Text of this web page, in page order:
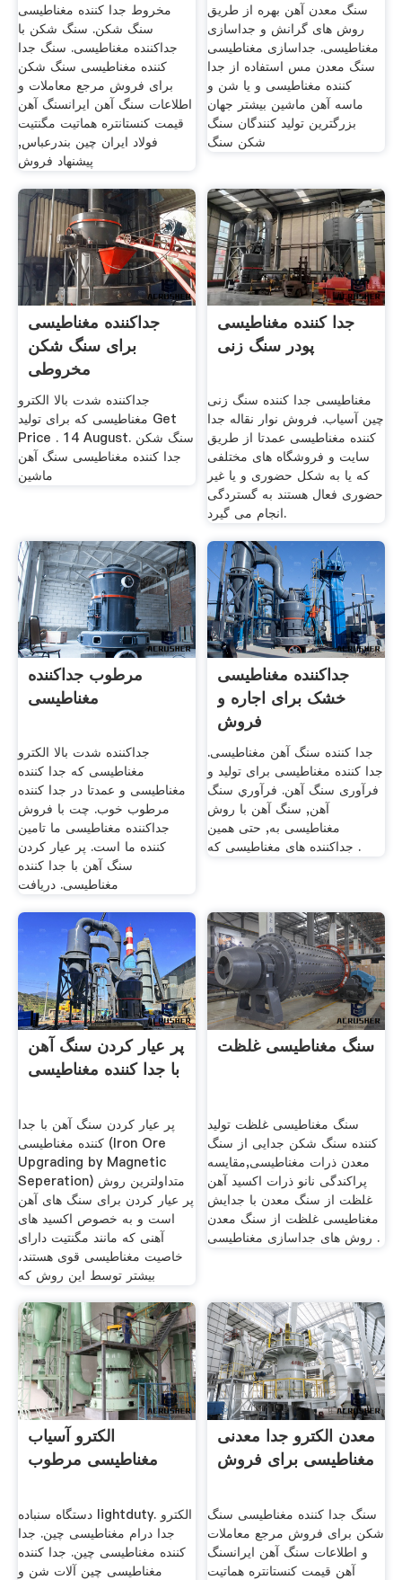
مخروط جدا کننده مغناطیسی
سنگ شکن. سنگ شکن با
جداکننده مغناطیسی. سنگ جدا
کننده مغناطیسی سنگ شکن
برای فروش مرجع معاملات و
اطلاعات سنگ آهن ایرانسنگ آهن
قیمت کنستانتره هماتیت مگنتیت
فولاد ایران چین بندرعباس,
پیشنهاد فروش
سنگ معدن آهن بهره از طریق
روش های گرانش و جداسازی
مغناطیسی. جداسازی مغناطیسی
سنگ معدن مس استفاده از جدا
کننده مغناطیسی و یا شن و
ماسه آهن ماشین بیشتر جهان
بزرگترین تولید کنندگان سنگ
شکن سنگ
جداکننده مغناطیسی
برای سنگ شکن
مخروطی
جداکننده شدت بالا الکترو
مغناطیسی که برای تولید Get
Price . 14 August. سنگ شکن
جدا کننده مغناطیسی سنگ آهن
ماشین
جدا کننده مغناطیسی
پودر سنگ زنی
مغناطیسی جدا کننده سنگ زنی
چین آسیاب. فروش نوار نقاله جدا
کننده مغناطیسی عمدتا از طریق
سایت و فروشگاه های مختلفی
که یا به شکل حضوری و یا غیر
حضوری فعال هستند به گستردگی
انجام می گیرد.
مرطوب جداکننده
مغناطیسی
جداکننده شدت بالا الکترو
مغناطیسی که جدا کننده
مغناطیسی و عمدتا در جدا کننده
مرطوب خوب. چت با فروش
جداکننده مغناطیسی ما تامین
کننده ما است. پر عیار کردن
سنگ آهن با جدا کننده
مغناطیسی. دریافت
جداکننده مغناطیسی
خشک برای اجاره و
فروش
جدا کننده سنگ آهن مغناطیسی.
جدا کننده مغناطیسی برای تولید و
فرآوری سنگ آهن. فرآوري سنگ
آهن, سنگ آهن با روش
مغناطیسی به, حتی همین
جداکننده های مغناطیسی که .
پر عیار کردن سنگ آهن
با جدا کننده مغناطیسی
پر عیار کردن سنگ آهن با جدا
کننده مغناطیسی (Iron Ore
Upgrading by Magnetic
Seperation) متداولترین روش
پر عیار کردن برای سنگ های آهن
است و به خصوص اکسید های
آهنی که مانند مگنتیت دارای
خاصیت مغناطیسی قوی هستند،
بیشتر توسط این روش که
سنگ مغناطیسی غلظت
سنگ مغناطیسی غلظت تولید
کننده سنگ شکن جدایی از سنگ
معدن ذرات مغناطیسی,مقايسه
پراکندگی نانو ذرات اکسيد آهن
غلظت از سنگ معدن با جدایش
مغناطیسی غلظت از سنگ معدن
روش های جداسازی مغناطیسی .
الکترو آسیاب
مغناطیسی مرطوب
دستگاه سنباده lightduty. الکترو
جدا درام مغناطیسی چین. جدا
کننده مغناطیسی چین. جدا کننده
مغناطیسی چین آلات شن و
معدن الکترو جدا معدنی
مغناطیسی برای فروش
سنگ جدا کننده مغناطیسی سنگ
شکن برای فروش مرجع معاملات
و اطلاعات سنگ آهن ایرانسنگ
آهن قیمت کنستانتره هماتیت